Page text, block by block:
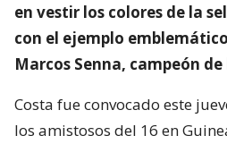
en vestir los colores de la
con el ejemplo
Marcos Senna, campeón
Costa fue convocado este
los amistosos del 16 en